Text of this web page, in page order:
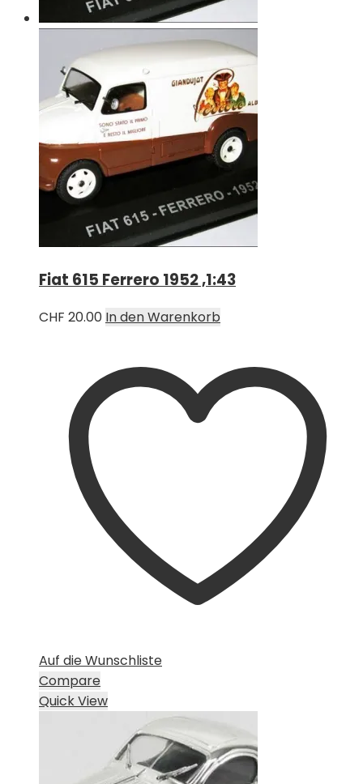
Fiat 615 Ferrero 1952 ,1:43
CHF 20.00 In den Warenkorb
Auf die Wunschliste
Compare
Quick View